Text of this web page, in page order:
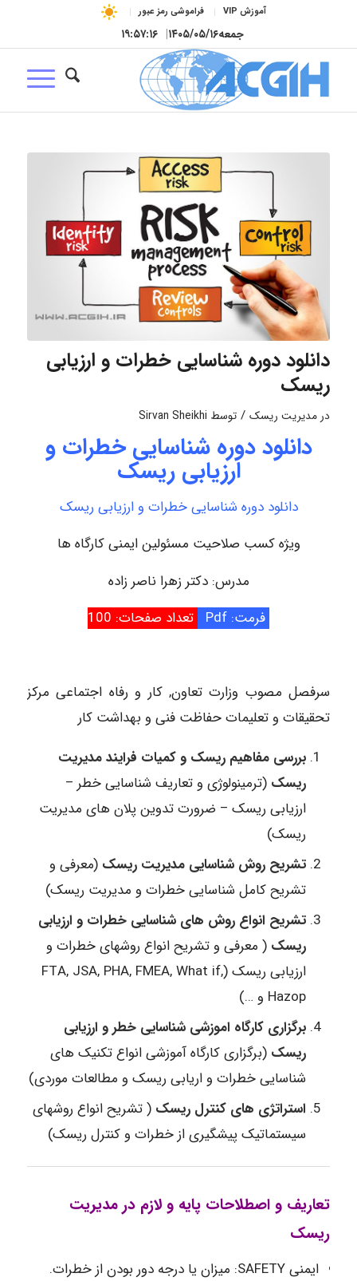
آموزش VIP فراموشی رمز عبور
جمعه۱۴۰۵/۰۵/۱۶| ۱۹:۵۷:۱۷
دانلود دوره شناسایی خطرات و ارزیابی
ریسک
در مدیریت ریسک / توسط Sirvan Sheikhi
دانلود دوره شناسایی خطرات و
ارزیابی ریسک
دانلود دوره شناسایی خطرات و ارزیابی ریسک
ویژه کسب صلاحیت مسئولین ایمنی کارگاه ها
مدرس: دکتر زهرا ناصر زاده
فرمت: Pdf
تعداد صفحات: 100
سرفصل مصوب وزارت تعاون, کار و رفاه اجتماعی مرکز
تحقیقات و تعلیمات حفاظت فنی و بهداشت کار
بررسی مفاهیم ریسک و کمیات فرایند مدیریت
ریسک (ترمینولوژی و تعاریف شناسایی خطر –
ارزیابی ریسک – ضرورت تدوین پلان های مدیریت
ریسک)
تشریح روش شناسایی مدیریت ریسک (معرفی و
تشریح کامل شناسایی خطرات و مدیریت ریسک)
تشریح انواع روش های شناسایی خطرات و ارزیابی
ریسک ( معرفی و تشریح انواع روشهای خطرات و
ارزیابی ریسک (FTA, JSA, PHA, FMEA, What if,
Hazop و …)
برگزاری کارگاه اموزشی شناسایی خطر و ارزیابی
ریسک (برگزاری کارگاه آموزشی انواع تکنیک های
شناسایی خطرات و اریابی ریسک و مطالعات موردی)
استراتژی های کنترل ریسک ( تشریح انواع روشهای
سیستماتیک پیشگیری از خطرات و کنترل ریسک)
تعاریف و اصطلاحات پایه و لازم در مدیریت
ریسک
ایمنی SAFETY: میزان یا درجه دور بودن از خطرات.